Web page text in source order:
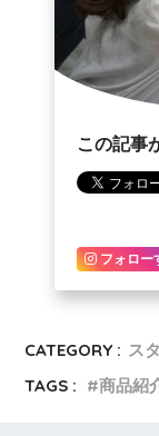
この記事
フォロー
CATEGORY : ス
TAGS :
商品紹